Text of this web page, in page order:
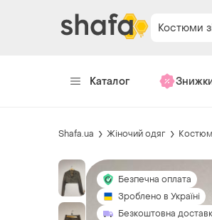
Каталог
Shafa.ua Жіночий одяг
Безпечна оплата
Зроблено в Україні
Безкоштовна